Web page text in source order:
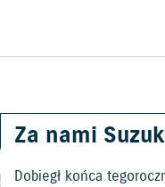
Za nami
Dobiegł końca